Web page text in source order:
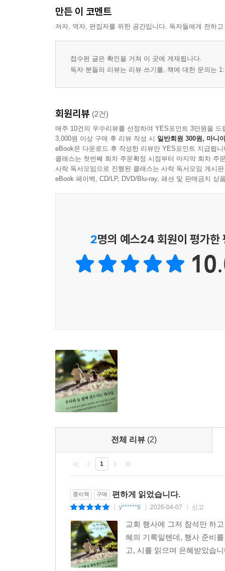
만든 이 코멘트
저자, 역자, 편집자를 위한 공간입니다. 독자들에게 전하
접수된 글은 확인을 거쳐 이 곳에 게재됩니다.
독자 분들의 리뷰는 리뷰 쓰기를, 책에 대한 문의는
회원리뷰 (2건)
매주 10건의 우수리뷰를 선정하여 YES포인트 3만원을 드
3,000원 이상 구매 후 리뷰 작성 시 일반회원 300원, 마니
eBook은 다운로드 후 작성한 리뷰만 YES포인트 지급됩니
클래스는 첫번째 회차 주문확정 시점부터 마지막 회차 주
사락 독서모임으로 진행된 클래스는 사락 독서모임 게시
eBook 페이백, CD/LP, DVD/Blu-ray, 패션 및 판매금지 상
2명의 예스24 회원이 평가한
전체 리뷰 (2)
1
종이책 구매 편하게 읽었습니다.
y******9 2026-04-07 신고
교회 행사에 그저 참석만 하
혜의 기록일텐데, 행사 준비
고, 시를 읽으며 은혜받았습